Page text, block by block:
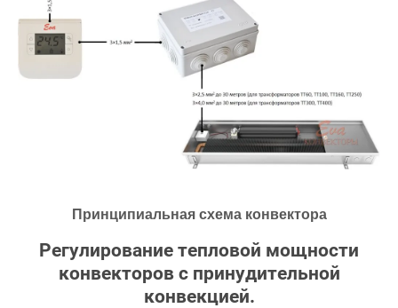
Принципиальная схема конвектора
Регулирование тепловой мощности
конвекторов с принудительной
конвекцией.